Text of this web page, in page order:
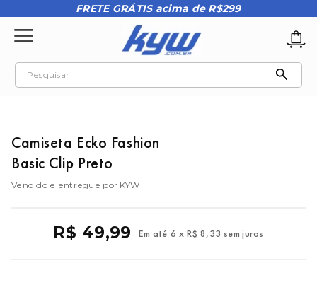
FRETE GRÁTIS acima de R$299
Pesquisar
Camiseta Ecko Fashion
Basic Clip Preto
Vendido e entregue por KYW
R$ 49,99 Em até 6 x R$ 8,33 sem juros
2º oakley
teeth bomber 3
boné